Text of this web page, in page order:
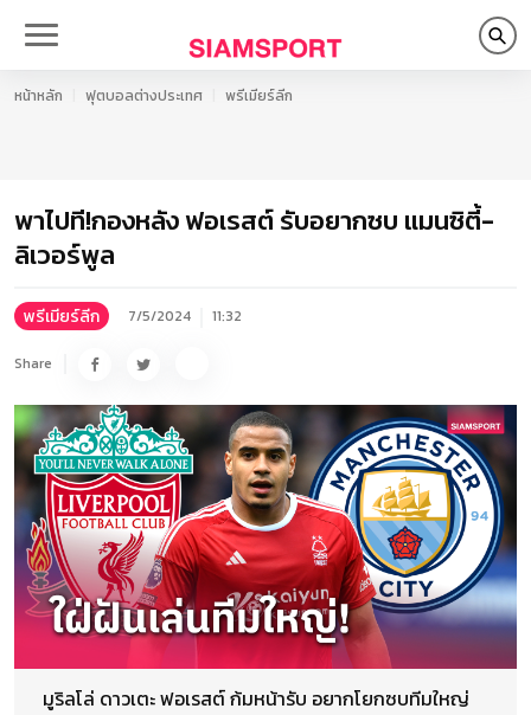
หน้าหลัก ฟุตบอลต่างประเทศ พรีเมียร์ลีก
พาไปที!กองหลัง ฟอเรสต์ รับอยากซบ แมนซิตี้-
ลิเวอร์พูล
พรีเมียร์ลีก 7/5/2024 11:32
Share
มูริลโล่ ดาวเตะ ฟอเรสต์ ก้มหน้ารับ อยากโยกซบทีมใหญ่